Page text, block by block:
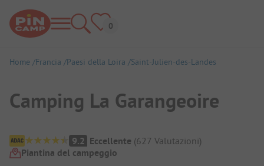
Home Francia Paesi della Loira Saint-Julien-des-Landes
Camping La Garangeoire
Panoramica del campeggio
9.2 Eccellente (627 Valutazioni)
Piantina del campeggio